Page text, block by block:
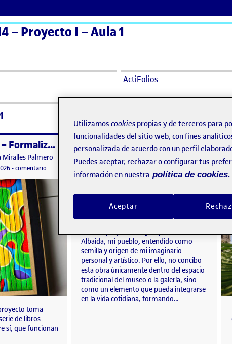
– Proyecto I – Aula 1
ActiFolios
Proyecto I – Formalización de proyecto
Miralles Palmero
publicación
29 enero, 2026 9:44 am
-comentario en Proyecto I – Formalización de proyecto
toma
de libros-
sí, que funcionan
Publicado porPRÁCTICA-TERRA VIVA
Publicado por
Maria Blasco Segrelles
Visibilidad:
Pública Fecha de publicación17 enero, 2026 11:29 am
comentario en
Segrelles Titulo: TERRA VIVA Fecha: enero
2026 Dimensiones: 20x20cm,
composición de azulejos Mi obra se dirige,
nace. El proyecto surge a partir de
Albaida, mi pueblo, entendido como
semilla y origen de mi imaginario
personal y artístico. Por ello, no concibo
esta obra únicamente dentro del espacio
tradicional del museo o la galería, sino
como un elemento que pueda integrarse
en la vida cotidiana, formando…
Utilizamos cookies propias y de terceros para
funcionalidades del sitio web, con fines
personalizada de acuerdo con un perfil
Puedes aceptar, rechazar o configurar tus
información en nuestra política de cookies.
Aceptar